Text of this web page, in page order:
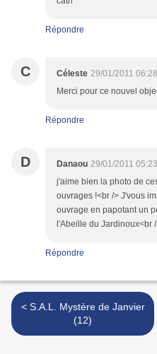
Répondre
C Céleste 29/01/2011 06:28
Merci pour ce nouvel
Répondre
D Danaou 29/01/2011 05:23
j'aime bien la photo de
ouvrages !<br /> J'vous
ouvrage en papotant un
l'Abeille du Jardinoux<br
Répondre
< S.A.L. Mystère de Janvier
(12)